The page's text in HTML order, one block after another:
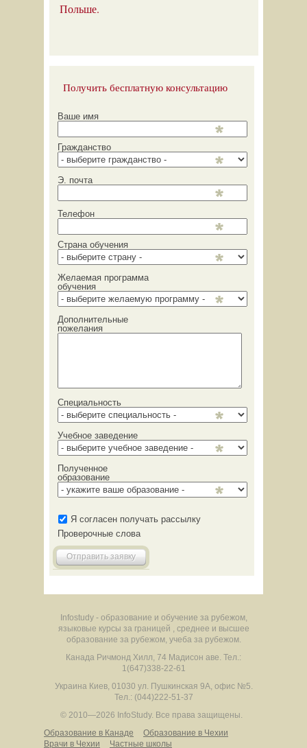
Польше.
Получить бесплатную консультацию
Ваше имя
Гражданство
Э. почта
Телефон
Страна обучения
Желаемая программа
обучения
Дополнительные
пожелания
Специальность
Учебное заведение
Полученное
образование
Я согласен получать рассылку
Проверочные слова
Отправить заявку
Infostudy - образование и обучение за рубежом,
языковые курсы за границей , среднее и высшее
образование за рубежом, учеба за рубежом.
Канада Ричмонд Хилл, 74 Мадисон аве. Тел.:
1(647)338-22-61
Украина Киев, 01030 ул. Пушкинская 9А, офис №5.
Тел.: (044)222-51-37
© 2010—2026 InfoStudy. Все права защищены.
Образование в Канаде
Образование в Чехии
Врачи в Чехии
Частные школы